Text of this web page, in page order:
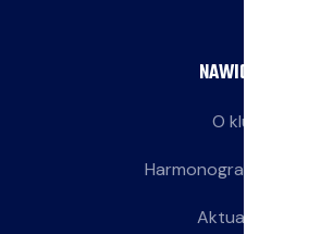
NAWIGACJA
O klubie
Harmonogram treningów
Aktualności